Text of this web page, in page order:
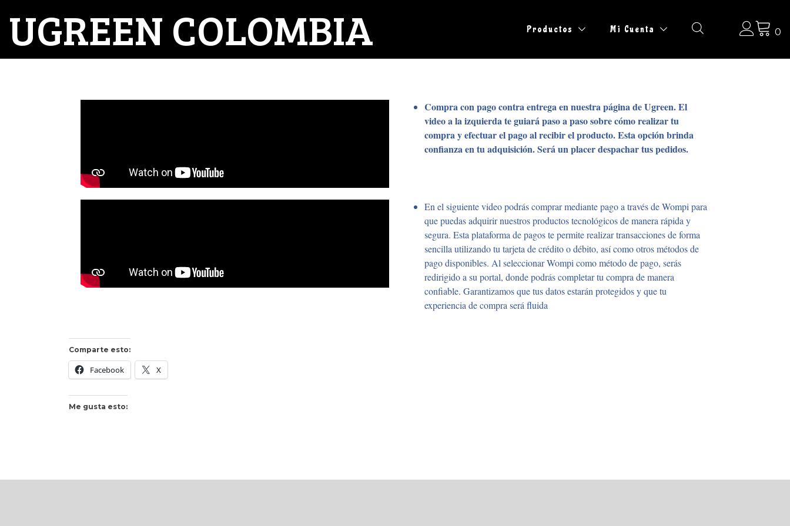
UGREEN COLOMBIA Productos Mi Cuenta 0
Compra con pago contra entrega en nuestra página de Ugreen. El
video a la izquierda te guiará paso a paso sobre cómo realizar tu
compra y efectuar el pago al recibir el producto. Esta opción brinda
confianza en tu adquisición. Será un placer despachar tus pedidos.
En el siguiente video podrás comprar mediante pago a través de Wompi para
que puedas adquirir nuestros productos tecnológicos de manera rápida y
segura. Esta plataforma de pagos te permite realizar transacciones de forma
sencilla utilizando tu tarjeta de crédito o débito, así como otros métodos de
pago disponibles. Al seleccionar Wompi como método de pago, serás
redirigido a su portal, donde podrás completar tu compra de manera
confiable. Garantizamos que tus datos estarán protegidos y que tu
experiencia de compra será fluida
Comparte esto:
Facebook X
Me gusta esto: